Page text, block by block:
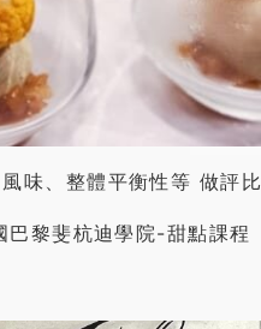
味、整體平衡性等 做評比
黎斐杭迪學院-甜點課程